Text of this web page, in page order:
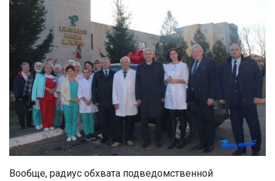
Вообще, радиус обхвата подведомственной